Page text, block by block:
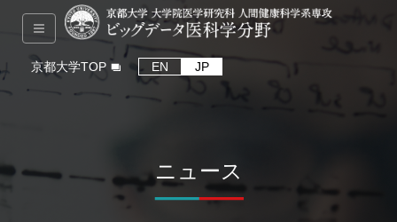
京都大学TOP EN JP
ニュース